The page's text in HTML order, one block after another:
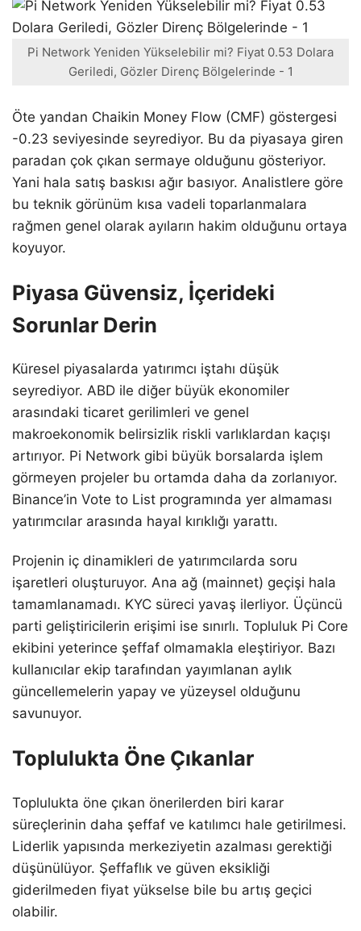
Pi Network Yeniden Yükselebilir mi? Fiyat 0.53 Dolara
Geriledi, Gözler Direnç Bölgelerinde - 1
Öte yandan Chaikin Money Flow (CMF) göstergesi
-0.23 seviyesinde seyrediyor. Bu da piyasaya giren
paradan çok çıkan sermaye olduğunu gösteriyor.
Yani hala satış baskısı ağır basıyor. Analistlere göre
bu teknik görünüm kısa vadeli toparlanmalara
rağmen genel olarak ayıların hakim olduğunu ortaya
koyuyor.
Piyasa Güvensiz, İçerideki
Sorunlar Derin
Küresel piyasalarda yatırımcı iştahı düşük
seyrediyor. ABD ile diğer büyük ekonomiler
arasındaki ticaret gerilimleri ve genel
makroekonomik belirsizlik riskli varlıklardan kaçışı
artırıyor. Pi Network gibi büyük borsalarda işlem
görmeyen projeler bu ortamda daha da zorlanıyor.
Binance’in Vote to List programında yer almaması
yatırımcılar arasında hayal kırıklığı yarattı.
Projenin iç dinamikleri de yatırımcılarda soru
işaretleri oluşturuyor. Ana ağ (mainnet) geçişi hala
tamamlanamadı. KYC süreci yavaş ilerliyor. Üçüncü
parti geliştiricilerin erişimi ise sınırlı. Topluluk Pi Core
ekibini yeterince şeffaf olmamakla eleştiriyor. Bazı
kullanıcılar ekip tarafından yayımlanan aylık
güncellemelerin yapay ve yüzeysel olduğunu
savunuyor.
Toplulukta Öne Çıkanlar
Toplulukta öne çıkan önerilerden biri karar
süreçlerinin daha şeffaf ve katılımcı hale getirilmesi.
Liderlik yapısında merkeziyetin azalması gerektiği
düşünülüyor. Şeffaflık ve güven eksikliği
giderilmeden fiyat yükselse bile bu artış geçici
olabilir.